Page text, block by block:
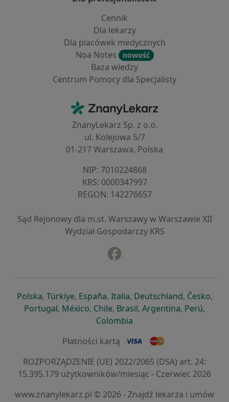
Cennik
Dla lekarzy
Dla placówek medycznych
Noa Notes
nowość
Baza wiedzy
Centrum Pomocy dla Specjalisty
ZnanyLekarz - Strona główna
ZnanyLekarz Sp. z o.o.
ul. Kolejowa 5/7
01-217 Warszawa, Polska
NIP: ⁠7010224868
KRS: ⁠0000347997
REGON: ⁠142276657
Sąd Rejonowy dla m.st. Warszawy w Warszawie XII
Wydział Gospodarczy KRS
Polskaotwiera się w nowej karcie
, Türkiyeotwiera się w nowej karcie
, Españaotwiera się w nowej karcie
, Italiaotwiera się w nowej
, Deutschlandotwiera się
, Česko,
Portugalotwiera się w nowej karcie
, Méxicootwiera się w nowej karcie
, Chileotwiera się w nowej karcie
, Brasilotwiera się w nowej
, Argentinaotwiera się
, Perú,
Colombia
Płatności kartą
ROZPORZĄDZENIE (UE) 2022/2065 (DSA) art. 24:
15.395.179 użytkowników/miesiąc - Czerwiec 2026
www.znanylekarz.pl © 2026 - Znajdź lekarza i umów